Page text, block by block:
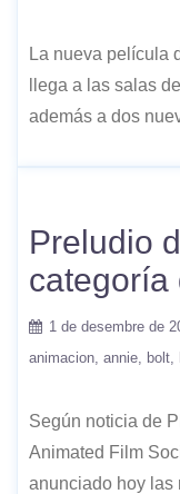
La nueva película
llega a las salas
además a dos
Preludio
categoría
1 de desembre de
animacion annie bolt
Según noticia de
Animated Film
anunciado hoy las